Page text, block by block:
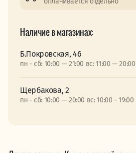
Наличие в магазинах:
Б.Покровская, 46
пн - сб: 10:00 — 21:00 вс: 11:00 — 20:00
Щербакова, 2
пн - сб: 10:00 — 20:00 вс: 10:00 - 19:00